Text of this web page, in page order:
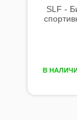
SLF -
В